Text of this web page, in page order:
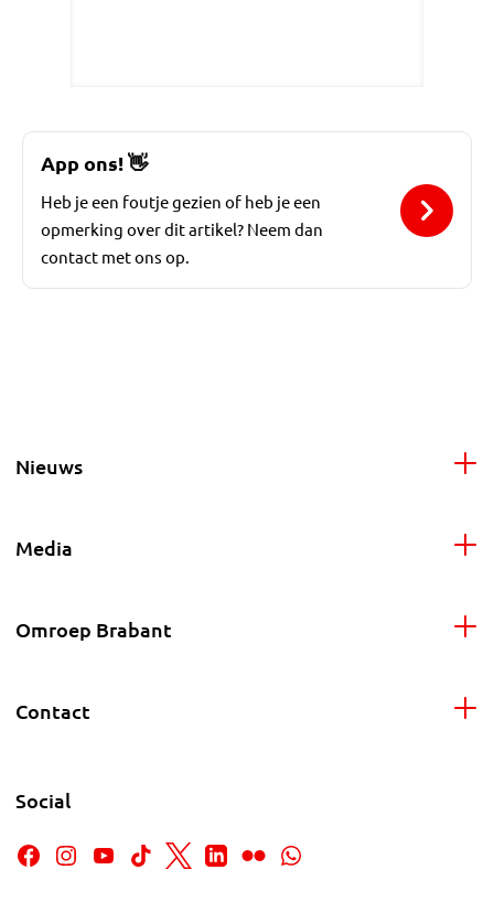
App ons!👋
Heb je een foutje gezien of heb je een
opmerking over dit artikel? Neem dan
contact met ons op.
Nieuws
Media
Omroep Brabant
Contact
Social